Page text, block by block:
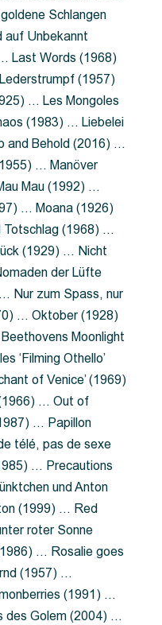
Schlangen
auf Unbekannt
Last Words (1968)
(1957)
… Les Mongoles
(1983) … Liebelei
and Behold (2016) …
… Manöver
Mau (1992) …
… Moana (1926)
(1968) …
(1929) … Nicht
der Lüfte
Nur zum Spass, nur
… Oktober (1928)
Moonlight
‘Filming Othello’
of Venice’ (1969)
(1966) … Out of
… Papillon
télé, pas de sexe
… Precautions
und Anton
(1999) … Red
roter Sonne
… Rosalie goes
(1957) …
(1991) …
des Golem (2004) …